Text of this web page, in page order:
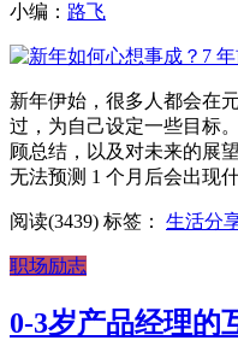
小编： 路飞
新年伊始，很多人都会在
过，为自己设定一些目标
顾总结，以及对未来的展
无法预测 1 个月后会出现
阅读(3439) 标签： 生活分
职场励志
0-3岁产品经理的